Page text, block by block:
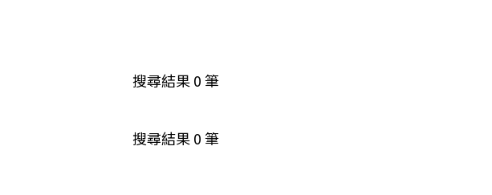
搜尋結果0筆
搜尋結果0筆